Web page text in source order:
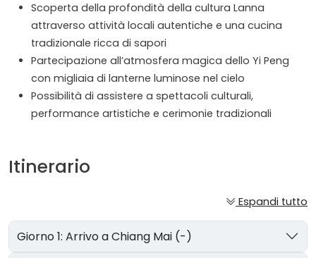
Scoperta della profondità della cultura Lanna
attraverso attività locali autentiche e una cucina
tradizionale ricca di sapori
Partecipazione all’atmosfera magica dello Yi Peng
con migliaia di lanterne luminose nel cielo
Possibilità di assistere a spettacoli culturali,
performance artistiche e cerimonie tradizionali
Itinerario
Espandi tutto
Giorno 1: Arrivo a Chiang Mai (-)